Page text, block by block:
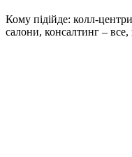
Кому підійде: колл-
салони, консалтинг –